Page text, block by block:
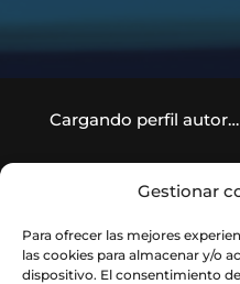
Gestionar
Para ofrecer las mejores
las cookies para almacenar y/o
dispositivo. El consentimiento
Cargando perfil autor…